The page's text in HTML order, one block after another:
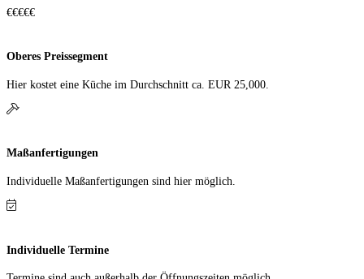
€€€€€
Oberes Preissegment
Hier kostet eine Küche im Durch­schnitt ca. EUR 25,000.
Maßanfertigungen
Individuelle Maß­anfer­tigungen sind hier möglich.
Individuelle Termine